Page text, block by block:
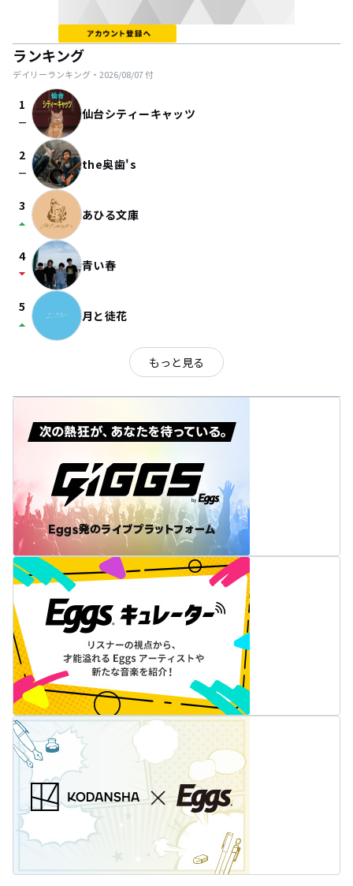
ランキング
デイリーランキング・ 2026/08/07付
1
check_indeterminate_small 仙台シティーキャッツ
2
check_indeterminate_small the奥歯's
3
arrow_drop_up あひる文庫
4
arrow_drop_down 青い春
5
arrow_drop_up 月と徒花
もっと見る